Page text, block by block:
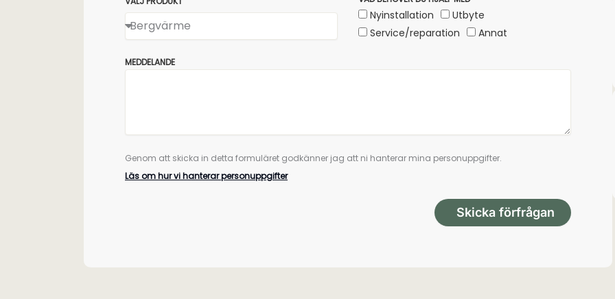
Nyinstallation
Utbyte
Service/reparation
Annat
MEDDELANDE
Genom att skicka in detta formuläret godkänner jag att ni hanterar mina personuppgifter.
Läs om hur vi hanterar personuppgifter
Skicka förfrågan